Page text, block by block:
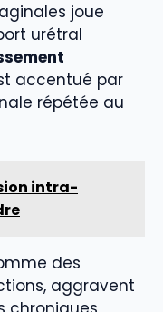
joue
urétral
accentué par
répétée au
intra-
des
aggravent